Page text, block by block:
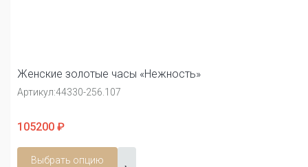
Женские золотые часы «Нежность»
Артикул:44330-256.107
105200 ₽
Выбрать опцию